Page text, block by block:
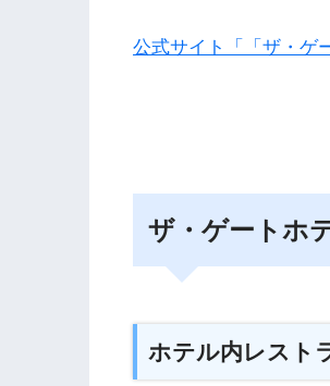
公式サイト「「ザ・ゲ
ザ・ゲートホ
ホテル内レスト